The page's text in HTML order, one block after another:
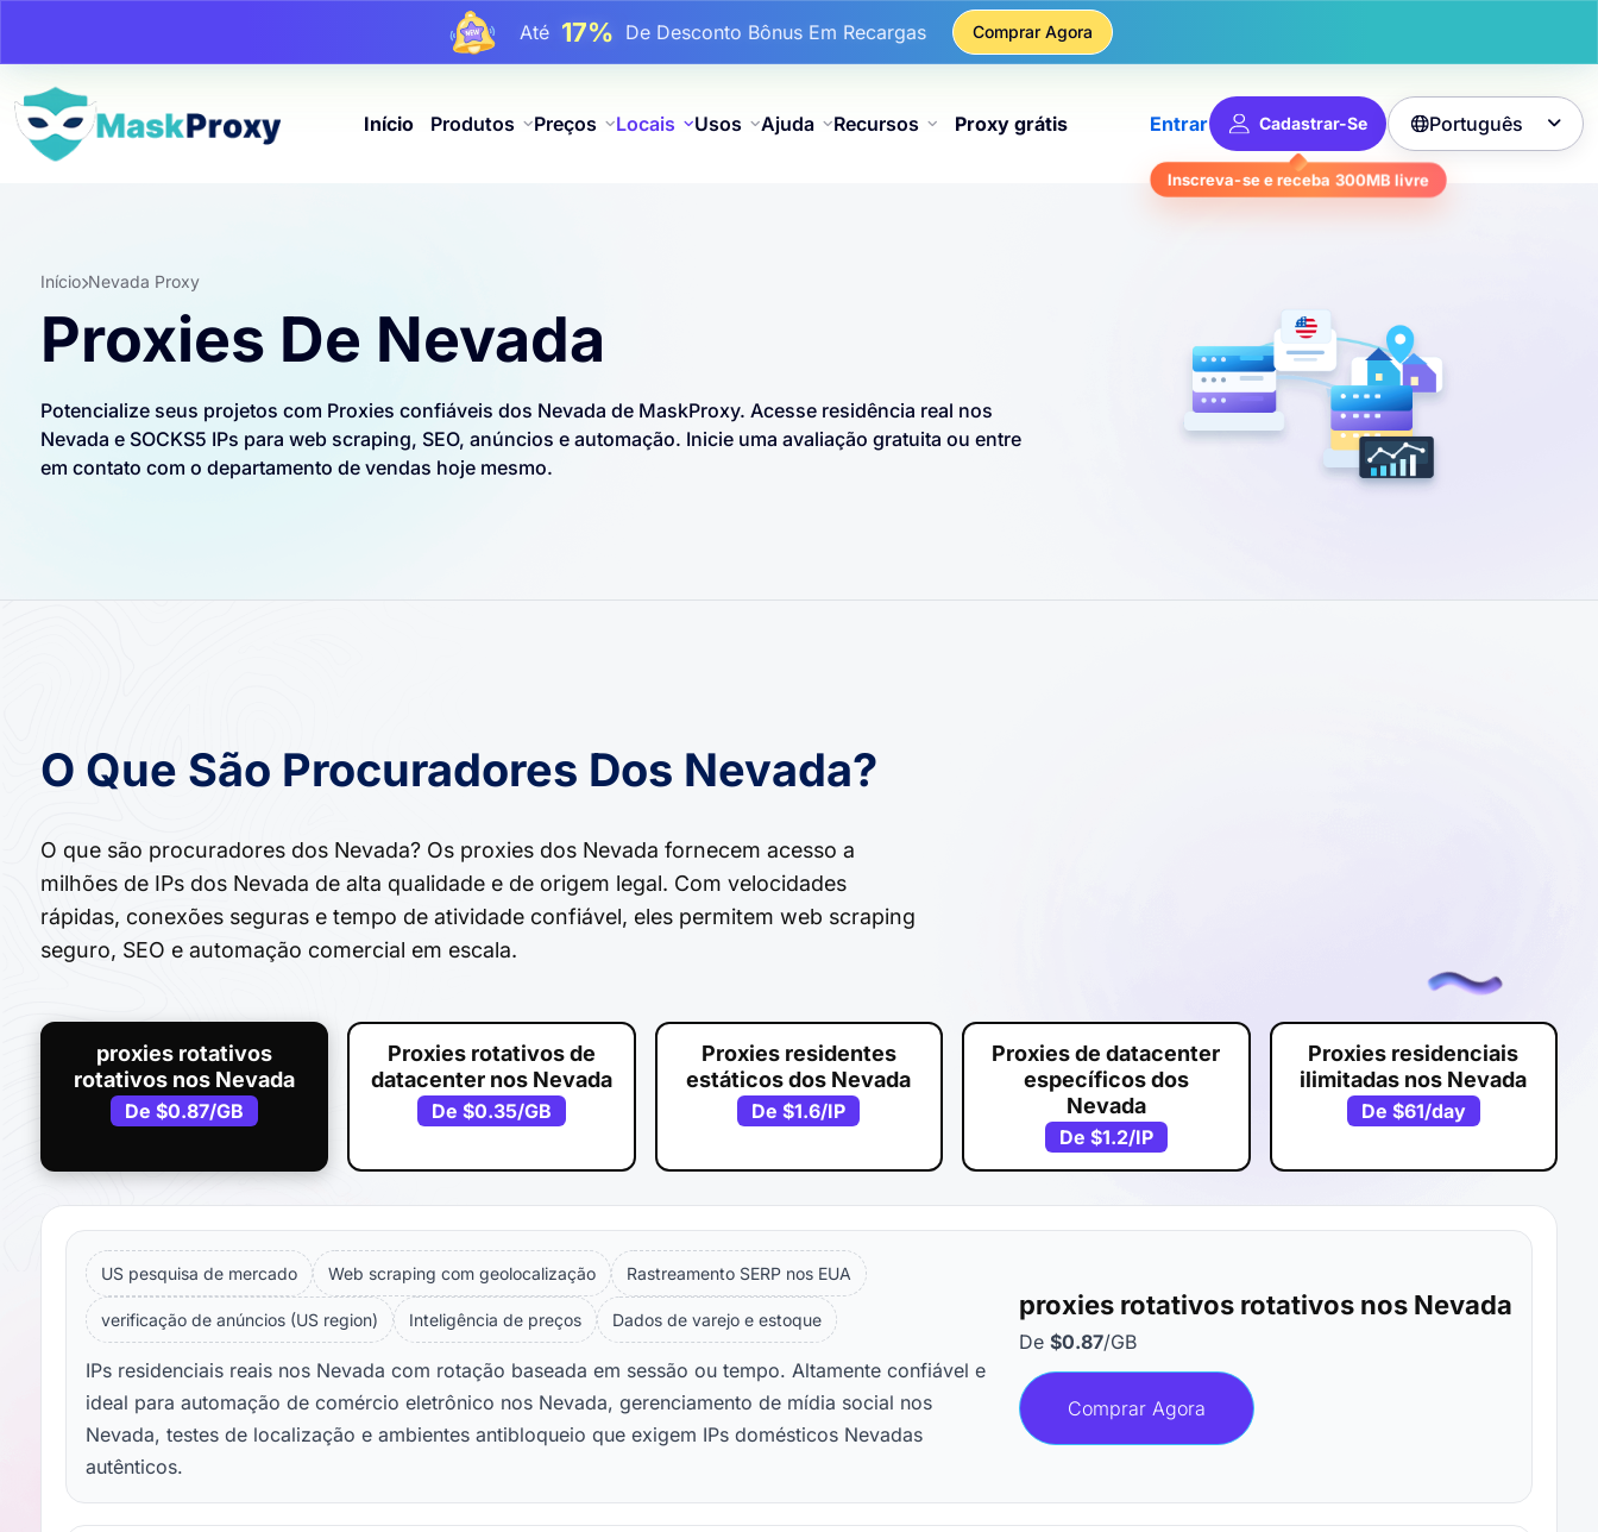
Até 17% De Desconto Bônus Em Recargas
Até25%Desconto Em Compras Estáticas De IP
Comprar Agora
Início Produtos Preços Locais Usos Ajuda Recursos Proxy grátis Entrar Cadastrar-Se
Inscreva-se e receba 300MB livre
Português 
Início Nevada Proxy
Proxies De Nevada
Potencialize seus projetos com Proxies confiáveis ​​dos Nevada de MaskProxy. Acesse residência real nos
Nevada e SOCKS5 IPs para web scraping, SEO, anúncios e automação. Inicie uma avaliação gratuita ou entre
em contato com o departamento de vendas hoje mesmo.
O Que São Procuradores Dos Nevada?
O que são procuradores dos Nevada? Os proxies dos Nevada fornecem acesso a
milhões de IPs dos Nevada de alta qualidade e de origem legal. Com velocidades
rápidas, conexões seguras e tempo de atividade confiável, eles permitem web scraping
seguro, SEO e automação comercial em escala.
proxies rotativos
rotativos nos Nevada
De$0.87/GB
Proxies rotativos de
datacenter nos Nevada
De$0.35/GB
Proxies residentes
estáticos dos Nevada
De$1.6/IP
Proxies de datacenter
específicos dos
Nevada
De $1.2/IP
Proxies residenciais
ilimitadas nos Nevada
De $61/day
US pesquisa de mercado Web scraping com geolocalização Rastreamento SERP nos EUA
verificação de anúncios (US region) Inteligência de preços Dados de varejo e estoque
IPs residenciais reais nos Nevada com rotação baseada em sessão ou tempo. Altamente confiável e
ideal para automação de comércio eletrônico nos Nevada, gerenciamento de mídia social nos
Nevada, testes de localização e ambientes antibloqueio que exigem IPs domésticos Nevadas
autênticos.
proxies rotativos rotativos nos Nevada
De $0.87/GB
Comprar Agora